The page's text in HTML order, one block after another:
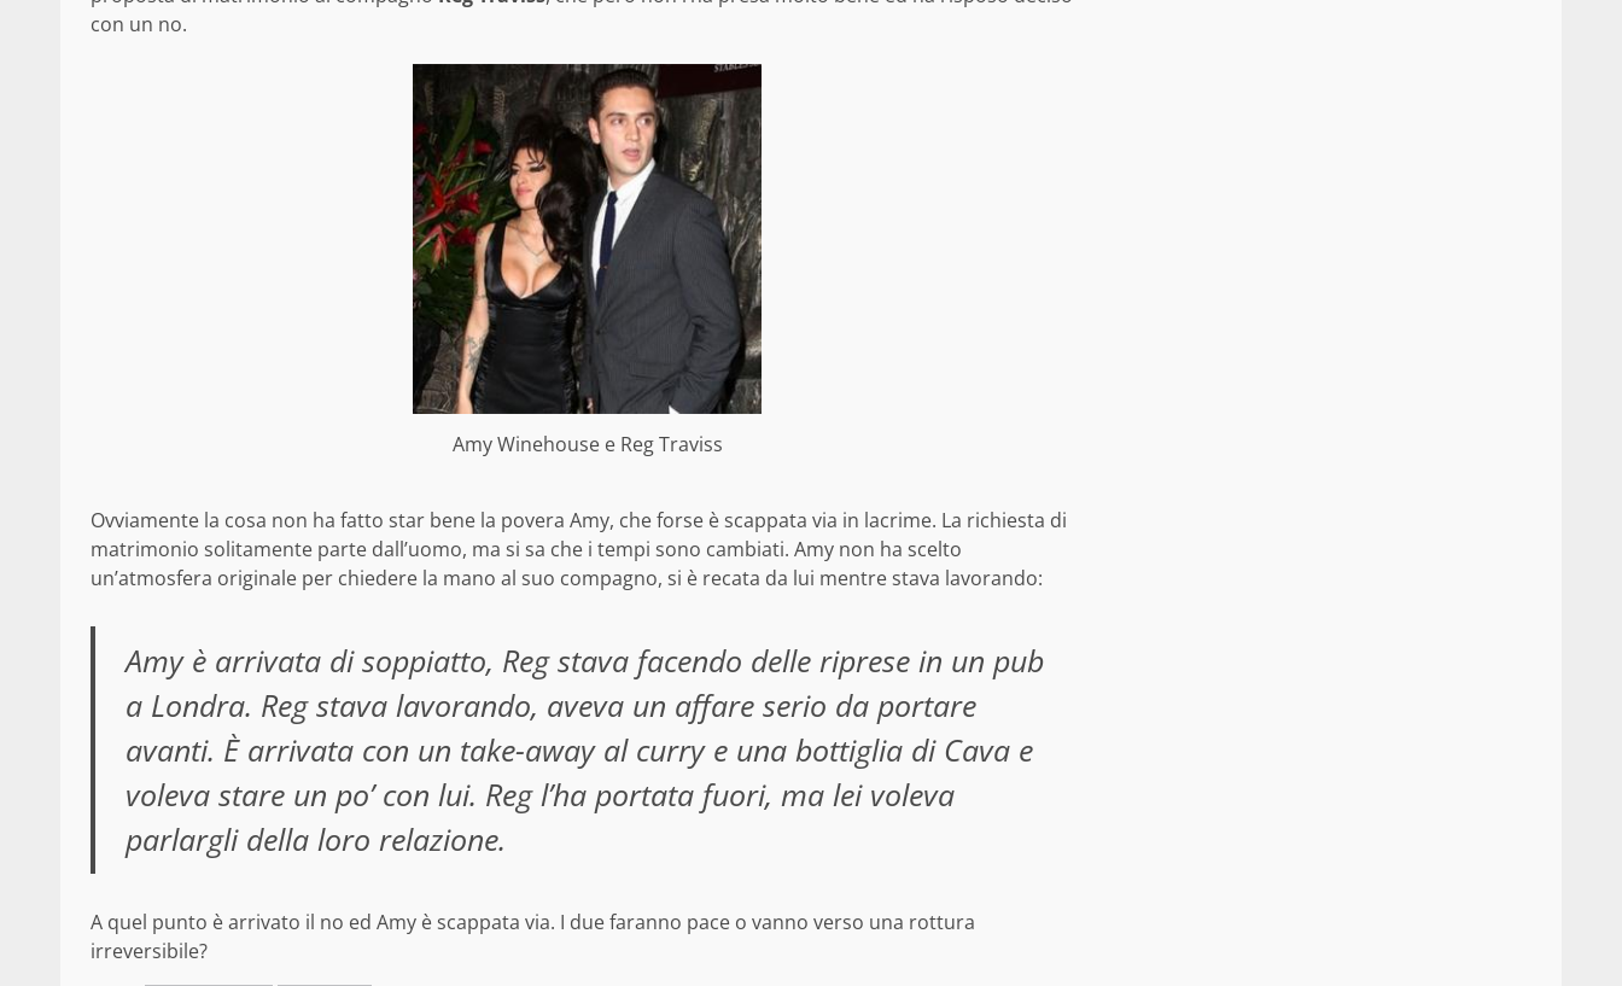
con un no.
Amy Winehouse e Reg Traviss
Ovviamente la cosa non ha fatto star bene la povera Amy, che forse è scappata via in lacrime. La richiesta di
matrimonio solitamente parte dall’uomo, ma si sa che i tempi sono cambiati. Amy non ha scelto
un’atmosfera originale per chiedere la mano al suo compagno, si è recata da lui mentre stava lavorando:
Amy è arrivata di soppiatto, Reg stava facendo delle riprese in un pub
a Londra. Reg stava lavorando, aveva un affare serio da portare
avanti. È arrivata con un take-away al curry e una bottiglia di Cava e
voleva stare un po’ con lui. Reg l’ha portata fuori, ma lei voleva
parlargli della loro relazione.
A quel punto è arrivato il no ed Amy è scappata via. I due faranno pace o vanno verso una rottura
irreversibile?